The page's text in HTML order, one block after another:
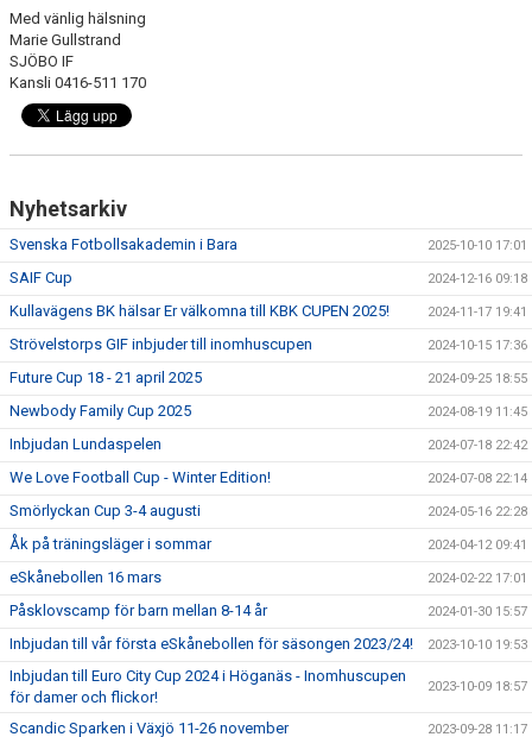
Med vänlig hälsning
Marie Gullstrand
SJÖBO IF
Kansli 0416-511 170
Nyhetsarkiv
Svenska Fotbollsakademin i Bara 2025-10-10 17:01
SAIF Cup 2024-12-16 09:18
Kullavägens BK hälsar Er välkomna till KBK CUPEN 2025! 2024-11-17 19:41
Strövelstorps GIF inbjuder till inomhuscupen 2024-10-15 17:36
Future Cup 18 - 21 april 2025 2024-09-25 18:55
Newbody Family Cup 2025 2024-08-19 11:45
Inbjudan Lundaspelen 2024-07-18 22:42
We Love Football Cup - Winter Edition! 2024-07-08 22:14
Smörlyckan Cup 3-4 augusti 2024-05-16 22:28
Åk på träningsläger i sommar 2024-04-12 09:41
eSkånebollen 16 mars 2024-02-22 17:01
Påsklovscamp för barn mellan 8-14 år 2024-01-30 15:57
Inbjudan till vår första eSkånebollen för säsongen 2023/24! 2023-10-10 19:53
Inbjudan till Euro City Cup 2024 i Höganäs - Inomhuscupen
för damer och flickor!
2023-10-09 18:57
Scandic Sparken i Växjö 11-26 november 2023-09-28 11:17